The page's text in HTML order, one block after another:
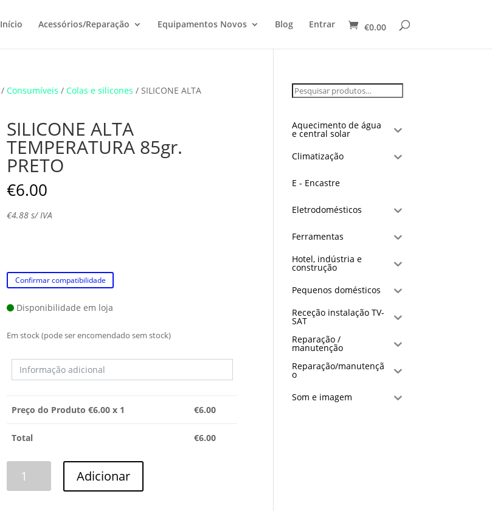
Início Acessórios/Reparação Equipamentos Novos Blog Entrar €0.00
/Consumíveis /Colas e silicones / SILICONE ALTA
SILICONE ALTA
TEMPERATURA 85gr.
PRETO
€6.00
€4.88 s/ IVA
Confirmar compatibilidade
Disponibilidade em loja
Em stock (pode ser encomendado sem stock)
Preço do Produto €6.00 x 1 €6.00
Total €6.00
Adicionar
Aquecimento de água
e central solar
Climatização
E - Encastre
Eletrodomésticos
Ferramentas
Hotel, indústria e
construção
Pequenos domésticos
Receção instalação TV-
SAT
Reparação /
manutenção
Reparação/manutençã
o
Som e imagem